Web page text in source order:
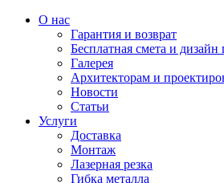
О нас
Гарантия и возврат
Бесплатная смета и дизайн
Галерея
Архитекторам и
Новости
Статьи
Услуги
Доставка
Монтаж
Лазерная резка
Гибка металла